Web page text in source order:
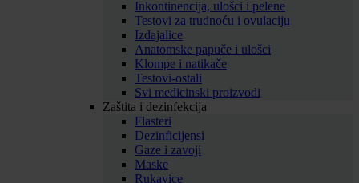
Inkontinencija, ulošci i pelene
Testovi za trudnoću i ovulaciju
Izdajalice
Anatomske papuče i ulošci
Klompe i natikače
Testovi-ostali
Svi medicinski proizvodi
Zaštita i dezinfekcija
Flasteri
Dezinficijensi
Gaze i zavoji
Maske
Rukavice